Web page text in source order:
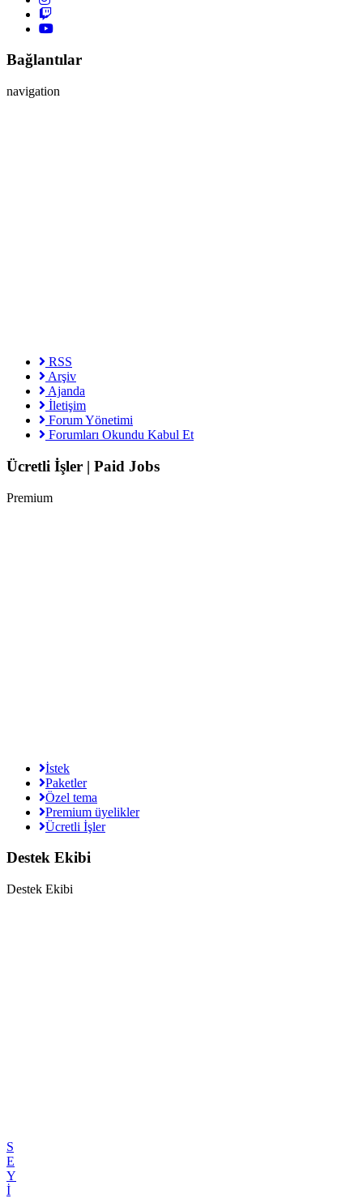
Bağlantılar
navigation
RSS
Arşiv
Ajanda
İletişim
Forum Yönetimi
Forumları Okundu Kabul Et
Ücretli İşler | Paid Jobs
Premium
İstek
Paketler
Özel tema
Premium üyelikler
Ücretli İşler
Destek Ekibi
Destek Ekibi
S
E
Y
İ